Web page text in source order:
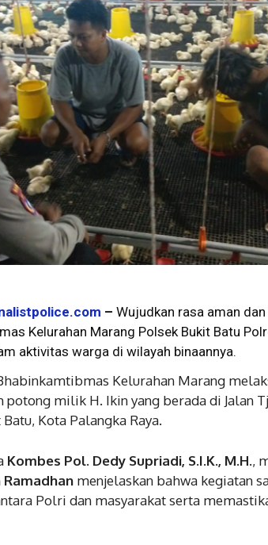
– Wujudkan rasa aman
Kelurahan Marang Polsek Bukit Batu
aktivitas warga di wilayah binaannya.
Kelurahan Marang
potong milik H. Ikin yang berada di Jalan
Kota Palangka Raya.
Kombes Pol. Dedy Supriadi, S.I.K., M.H.,
menjelaskan bahwa kegiatan
Polri dan masyarakat serta